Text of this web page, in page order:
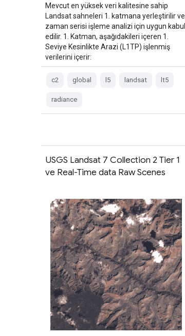
Mevcut en yüksek veri kalitesine sahip
Landsat sahneleri 1. katmana yerleştirilir ve
zaman serisi işleme analizi için uygun kabul
edilir. 1. Katman, aşağıdakileri içeren 1.
Seviye Kesinlikte Arazi (L1TP) işlenmiş
verilerini içerir:
c2 global l5 landsat lt5
radiance
USGS Landsat 7 Collection 2 Tier 1
ve Real-Time data Raw Scenes